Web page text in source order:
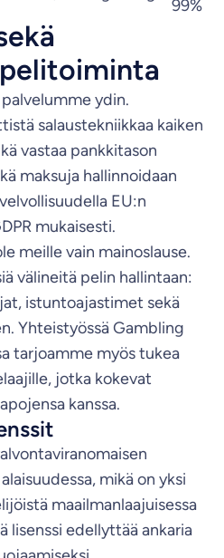
99%
ydin.
salaustekniikkaa kaiken
vastaa pankkitason
maksuja hallinnoidaan
EU:n
mukaisesti.
meille vain mainoslause.
välineitä pelin hallintaan:
istuntoajastimet sekä
Yhteistyössä Gambling
tarjoamme myös tukea
jotka kokevat
kanssa.
mikä on yksi
maailmanlaajuisessa
lisenssi edellyttää ankaria